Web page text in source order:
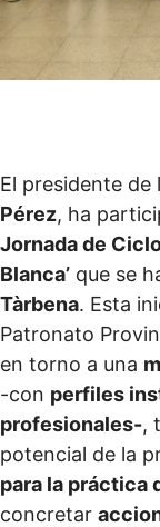
El presidente de
Pérez, ha
Jornada de
Blanca’ que se
Tàrbena. Esta
Patronato
en torno a una
-con perfiles
profesionales-,
potencial de la
para la práctica
concretar